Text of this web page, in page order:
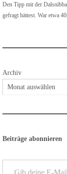
Den Tipp mit der
gefragt hättest. War etwa
Archiv
Beiträge abonnieren
Gib deine E-Mail-Adresse ein ...